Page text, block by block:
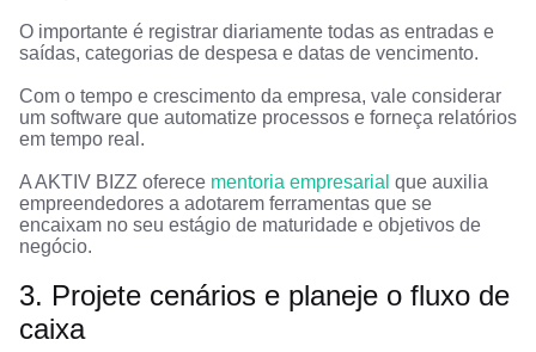
O importante é registrar diariamente todas as entradas e
saídas, categorias de despesa e datas de vencimento.
Com o tempo e crescimento da empresa, vale considerar
um software que automatize processos e forneça relatórios
em tempo real.
A AKTIV BIZZ oferece mentoria empresarial que auxilia
empreendedores a adotarem ferramentas que se
encaixam no seu estágio de maturidade e objetivos de
negócio.
3. Projete cenários e planeje o fluxo de
caixa